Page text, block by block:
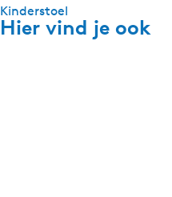
Kinderstoel
Hier vind je ook